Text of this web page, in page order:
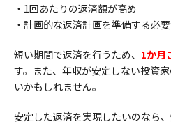
・1回あたりの返済額が高め
・ 計画的な返済計画を準備する必
短い期間で返済を行うため、 1か月
す。また、年収が安定しない投資
いかもしれません。
安定した返済を実現したいのなら